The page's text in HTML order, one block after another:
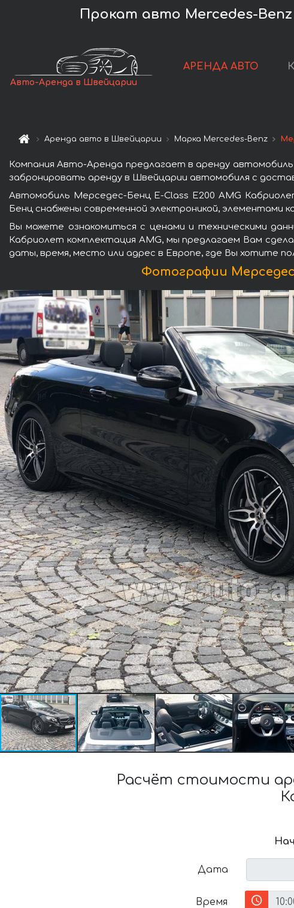
Прокат авто Mercedes-
Авто-Аренда в Швейцарии
АРЕНДА АВТО
Аренда авто в Швейцарии Марка Mercedes-Benz
Компания Авто-Аренда предлагает в аренду
забронировать аренду в Швейцарии автомобиля с
Автомобиль Мерседес-Бенц E-Class E200 AMG
Бенц снабжены современной электроникой, элементами
Вы можете ознакомиться с ценами и техническими
Кабриолет комплектация AMG, мы предлагаем Вам
даты, время, место или адрес в Европе, где Вы хотите
Фотографии
Расчёт стоимости
Дата
Время